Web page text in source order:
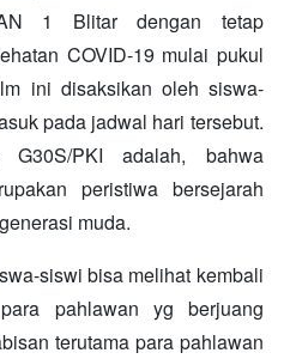
1 Blitar dengan tetap
COVID-19 mulai pukul
ini disaksikan oleh siswa-
pada jadwal hari tersebut.
G30S/PKI adalah, bahwa
peristiwa bersejarah
muda.
siswi bisa melihat kembali
pahlawan yg berjuang
terutama para pahlawan